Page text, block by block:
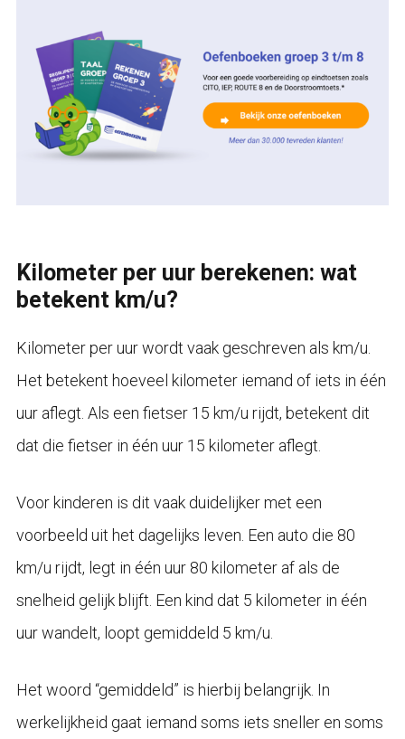
Kilometer per uur berekenen: wat
betekent km/u?
Kilometer per uur wordt vaak geschreven als km/u.
Het betekent hoeveel kilometer iemand of iets in één
uur aflegt. Als een fietser 15 km/u rijdt, betekent dit
dat die fietser in één uur 15 kilometer aflegt.
Voor kinderen is dit vaak duidelijker met een
voorbeeld uit het dagelijks leven. Een auto die 80
km/u rijdt, legt in één uur 80 kilometer af als de
snelheid gelijk blijft. Een kind dat 5 kilometer in één
uur wandelt, loopt gemiddeld 5 km/u.
Het woord “gemiddeld” is hierbij belangrijk. In
werkelijkheid gaat iemand soms iets sneller en soms